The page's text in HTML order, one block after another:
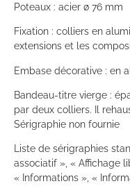
Poteaux : acier ø 76 mm
Fixation : colliers en
extensions et les
Embase décorative : en
Bandeau-titre vierge :
par deux colliers. Il
Sérigraphie non fournie
Liste de sérigraphies
associatif », « Affichage
« Informations », «